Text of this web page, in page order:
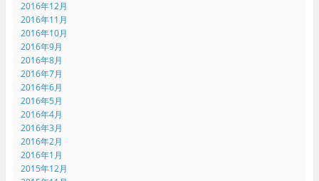
2016年12月
2016年11月
2016年10月
2016年9月
2016年8月
2016年7月
2016年6月
2016年5月
2016年4月
2016年3月
2016年2月
2016年1月
2015年12月